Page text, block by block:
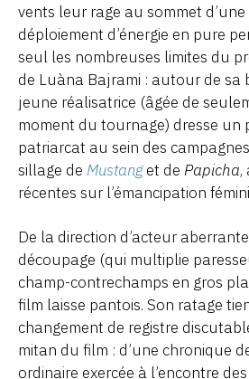
vents leur rage au sommet
déploiement d’énergie en pure
seul les nombreuses limites du
de Luàna Bajrami : autour de sa
jeune réalisatrice (âgée de
moment du tournage) dresse un
patriarcat au sein des
sillage de Mustanget de Papicha,
récentes sur l’émancipation
De la direction d’acteur
découpage (qui multiplie
champ-contrechamps en gros
film laisse pantois. Son ratage
changement de registre
mitan du film : d’une chronique
ordinaire exercée à l’encontre